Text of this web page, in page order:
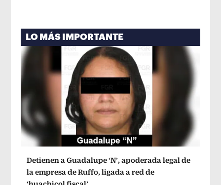
LO MÁS IMPORTANTE
Detienen a Guadalupe ‘N’, apoderada legal de
la empresa de Ruffo, ligada a red de